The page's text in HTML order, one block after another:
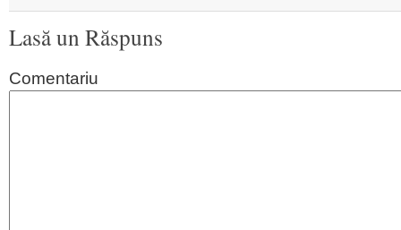
Lasă un Răspuns
Comentariu